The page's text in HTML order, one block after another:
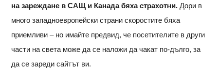
на зареждане в САЩ и Канада бяха страхотни. Дори в
много западноевропейски страни скоростите бяха
приемливи – но имайте предвид, че посетителите в други
части на света може да се наложи да чакат по-дълго, за
да се зареди сайтът ви.